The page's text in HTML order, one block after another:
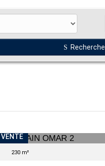
Recherche
VENTE
230 m²